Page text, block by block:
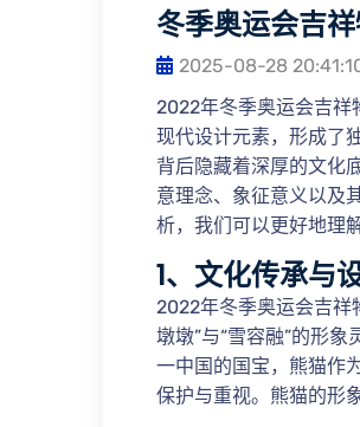
冬季奥运会吉
2025-08-28
2022年冬季奥运会吉祥
现代设计元素，形成了
背后隐藏着深厚的文化
意理念、象征意义以及
析，我们可以更好地理
1、文化传承与
2022年冬季奥运会吉祥
墩墩”与“雪容融”的形
一中国的国宝，熊猫作
保护与重视。熊猫的形